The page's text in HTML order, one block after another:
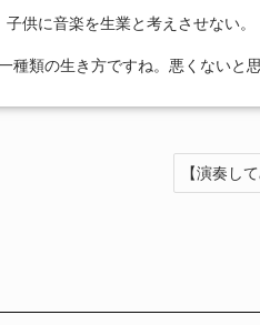
供に音楽を生業と考えさせない。
類の生き方ですね。悪くないと思
【演奏し